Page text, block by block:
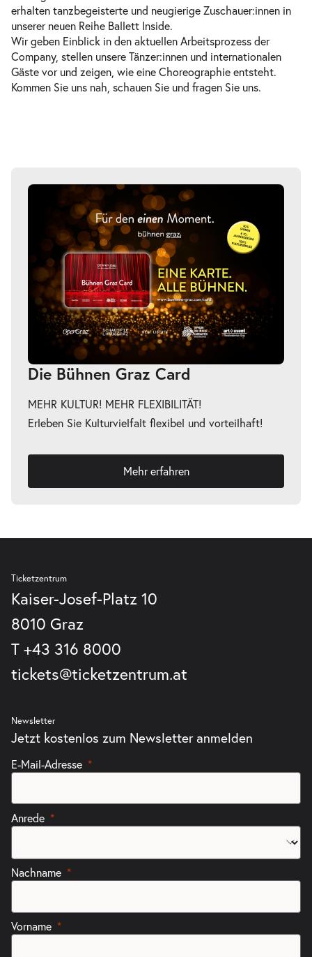
erhalten tanzbegeisterte und neugierige Zuschauer:innen in
unserer neuen Reihe Ballett Inside.
Wir geben Einblick in den aktuellen Arbeitsprozess der
Company, stellen unsere Tänzer:innen und internationalen
Gäste vor und zeigen, wie eine Choreographie entsteht.
Kommen Sie uns nah, schauen Sie und fragen Sie uns.
Die Bühnen Graz Card
MEHR KULTUR! MEHR FLEXIBILITÄT!
Erleben Sie Kulturvielfalt flexibel und vorteilhaft!
Mehr erfahren
Ticketzentrum
Kaiser-Josef-Platz 10
8010 Graz
T +43 316 8000
tickets@ticketzentrum.at
Newsletter
Jetzt kostenlos zum Newsletter anmelden
E-Mail-Adresse
Anrede
Nachname
Vorname